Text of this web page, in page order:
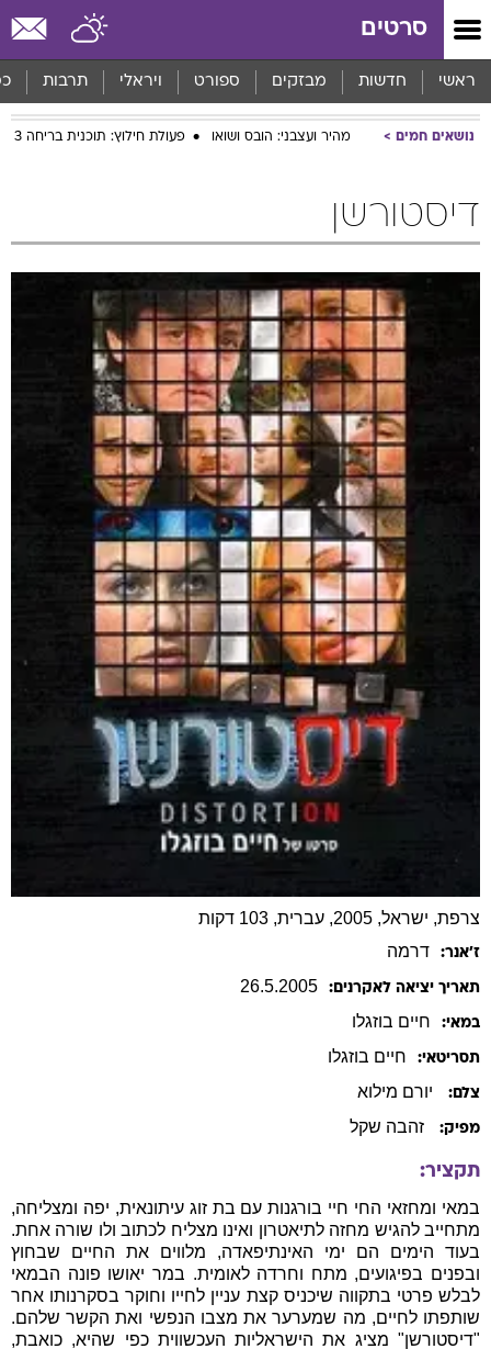
סרטים
ראשי חדשות מבזקים ספורט ויראלי תרבות
נושאים חמים מהיר ועצבני: הובס ושואו פעולת חילוץ: תוכנית בריחה 3
דיסטורשן
צרפת, ישראל, 2005, עברית, 103 דקות
ז׳אנר: דרמה
תאריך יציאה לאקרנים: 26.5.2005
במאי: חיים בוזגלו
תסריטאי: חיים בוזגלו
צלם: יורם מילוא
מפיק: זהבה שקל
תקציר:
במאי ומחזאי החי חיי בורגנות עם בת זוג עיתונאית, יפה ומצליחה,
מתחייב להגיש מחזה לתיאטרון ואינו מצליח לכתוב ולו שורה אחת.
בעוד הימים הם ימי האינתיפאדה, מלווים את החיים שבחוץ
ובפנים בפיגועים, מתח וחרדה לאומית. במר יאושו פונה הבמאי
לבלש פרטי בתקווה שיכניס קצת עניין לחייו וחוקר בסקרנותו אחר
שותפתו לחיים, מה שמערער את מצבו הנפשי ואת הקשר שלהם.
"דיסטורשן" מציג את הישראליות העכשווית כפי שהיא, כואבת,